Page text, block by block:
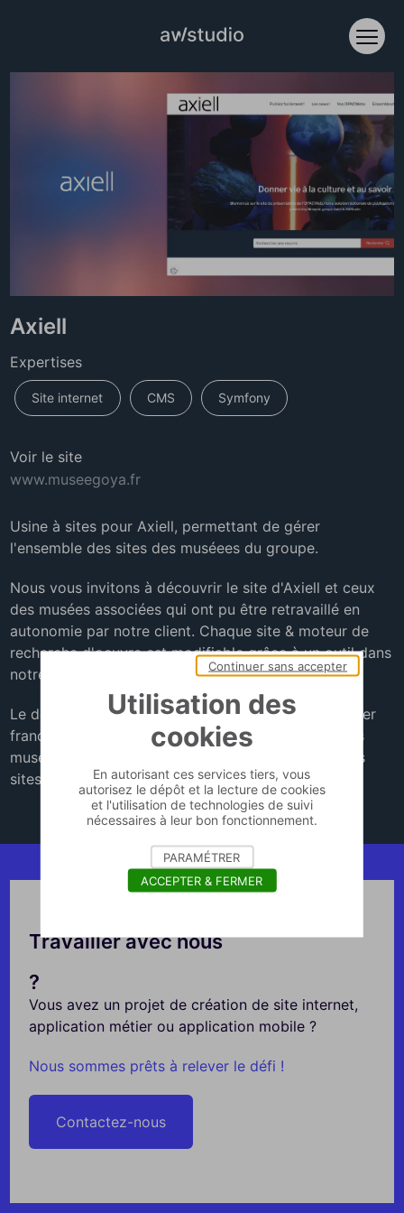
Accèder directement au contenu
Axiell
Expertises
Site internet CMS Symfony
Voir le site
www.museegoya.fr
Usine à sites pour Axiell, permettant de gérer
l'ensemble des sites des muséees du groupe.
Nous vous invitons à découvrir le site d'Axiell et ceux
des musées associées qui ont pu être retravaillé en
autonomie par notre client. Chaque site & moteur de
recherche d'oeuvre est modifiable grâce à un outil dans
notre CMS.
Le défi a été de relier leur outil - "Micromusée" leader
français de gestion de gestion des oeuvres pour les
musées - au moteur de recherche de chacun de nos
sites.
Travailler avec nous
?
Vous avez un projet de création de site internet,
application métier ou application mobile ?
Nous sommes prêts à relever le défi !
Contactez-nous
Utilisation des
cookies
En autorisant ces services tiers, vous
autorisez le dépôt et la lecture de cookies
et l'utilisation de technologies de suivi
nécessaires à leur bon fonctionnement.
Continuer sans accepter
PARAMÉTRER
ACCEPTER & FERMER